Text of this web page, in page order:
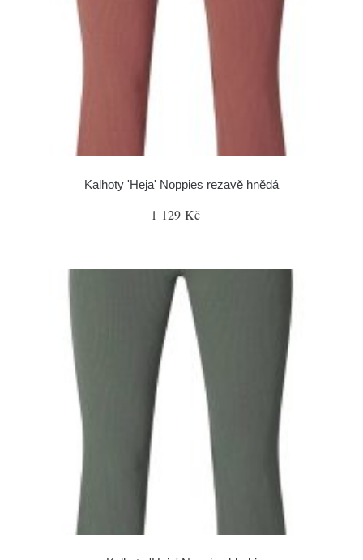
Kalhoty 'Heja' Noppies rezavě hnědá
1 129 Kč